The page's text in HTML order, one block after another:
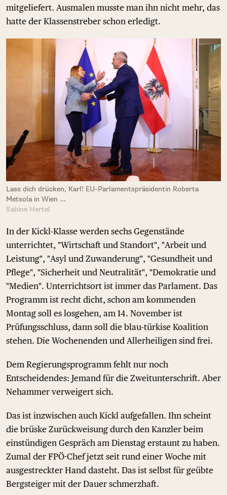
mitgeliefert. Ausmalen musste man ihn nicht mehr, das
hatte der Klassenstreber schon erledigt.
Lass dich drücken, Karl! EU-Parlamentspräsidentin Roberta
Metsola in Wien ...
Sabine Hertel
In der Kickl-Klasse werden sechs Gegenstände
unterrichtet, "Wirtschaft und Standort", "Arbeit und
Leistung", "Asyl und Zuwanderung", "Gesundheit und
Pflege", "Sicherheit und Neutralität", "Demokratie und
"Medien". Unterrichtsort ist immer das Parlament. Das
Programm ist recht dicht, schon am kommenden
Montag soll es losgehen, am 14. November ist
Prüfungsschluss, dann soll die blau-türkise Koalition
stehen. Die Wochenenden und Allerheiligen sind frei.
Dem Regierungsprogramm fehlt nur noch
Entscheidendes: Jemand für die Zweitunterschrift. Aber
Nehammer verweigert sich.
Das ist inzwischen auch Kickl aufgefallen. Ihn scheint
die brüske Zurückweisung durch den Kanzler beim
einstündigen Gespräch am Dienstag erstaunt zu haben.
Zumal der FPÖ-Chef jetzt seit rund einer Woche mit
ausgestreckter Hand dasteht. Das ist selbst für geübte
Bergsteiger mit der Dauer schmerzhaft.